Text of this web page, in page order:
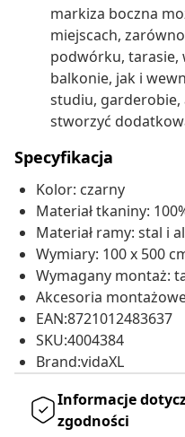
markiza boczna
miejscach,
podwórku, tarasie,
balkonie, jak i
studiu, garderobie,
stworzyć
Specyfikacja
Kolor: czarny
Materiał tkaniny:
Materiał ramy: stal i
Wymiary: 100 x 500
Wymagany montaż:
Akcesoria
EAN:8721012483637
SKU:4004384
Brand:vidaXL
Informacje
zgodności